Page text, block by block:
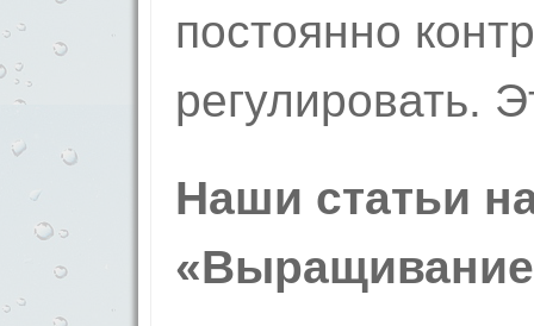
постоянно
регулировать.
Наши статьи